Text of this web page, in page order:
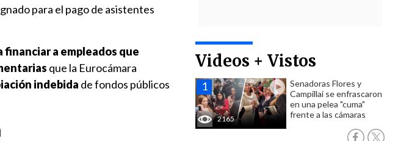
Videos + Vistos
2165
Senadoras Flores y
Campillai se enfrascaron
en una pelea "cuma"
frente a las cámaras
para el pago de asistentes
a empleados que
que la Eurocámara
indebida de fondos públicos